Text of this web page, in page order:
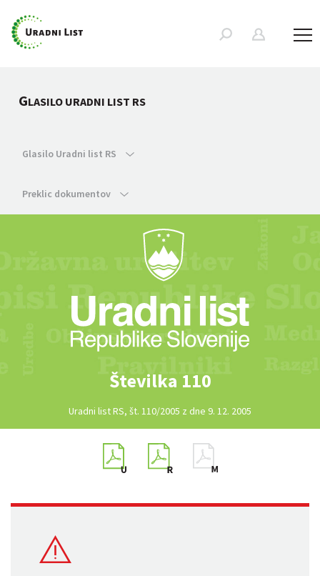
GLASILO URADNI LIST RS
Glasilo Uradni list RS
Preklic dokumentov
Številka 110
Uradni list RS, št. 110/2005 z dne 9. 12. 2005